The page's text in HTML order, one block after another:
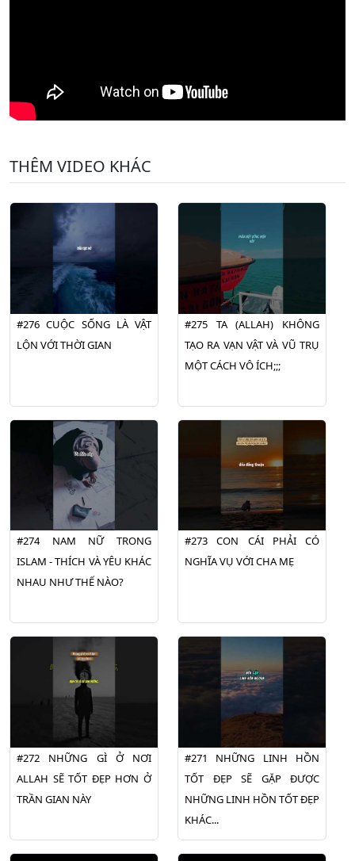
THÊM VIDEO KHÁC
#276 CUỘC SỐNG LÀ VẬT
LỘN VỚI THỜI GIAN
#275 TA (ALLAH) KHÔNG
TẠO RA VẠN VẬT VÀ VŨ TRỤ
MỘT CÁCH VÔ ÍCH;;;
#274 NAM NỮ TRONG
ISLAM - THÍCH VÀ YÊU KHÁC
NHAU NHƯ THẾ NÀO?
#273 CON CÁI PHẢI CÓ
NGHĨA VỤ VỚI CHA MẸ
#272 NHỮNG GÌ Ở NƠI
ALLAH SẼ TỐT ĐẸP HƠN Ở
TRẦN GIAN NÀY
#271 NHỮNG LINH HỒN
TỐT ĐẸP SẼ GẶP ĐƯỢC
NHỮNG LINH HỒN TỐT ĐẸP
KHÁC...